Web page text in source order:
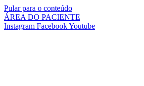
Pular para o conteúdo
ÁREA DO PACIENTE
Instagram FacebookYoutube